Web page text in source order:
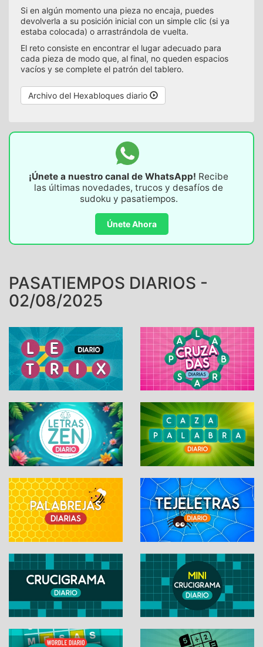
Si en algún momento una pieza no encaja, puedes
devolverla a su posición inicial con un simple clic (si ya
estaba colocada) o arrastrándola de vuelta.
El reto consiste en encontrar el lugar adecuado para
cada pieza de modo que, al final, no queden espacios
vacíos y se complete el patrón del tablero.
Archivo del Hexabloques diario
¡Únete a nuestro canal de WhatsApp! Recibe
las últimas novedades, trucos y desafíos de
sudoku y pasatiempos.
Únete Ahora
PASATIEMPOS DIARIOS -
02/08/2025